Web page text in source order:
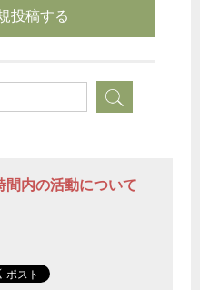
投稿する
内の活動について